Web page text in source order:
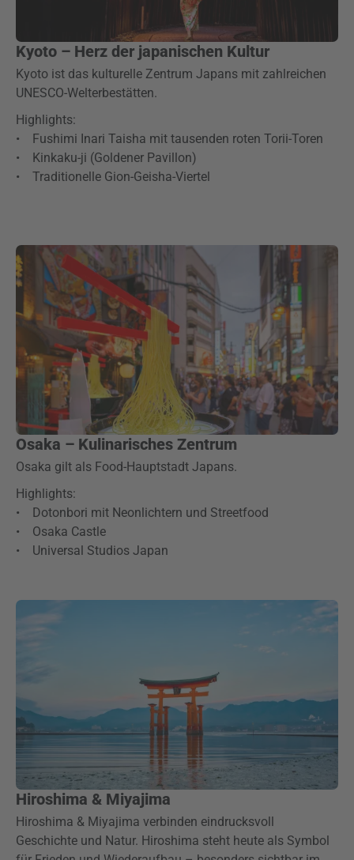
Kyoto – Herz der japanischen Kultur
Kyoto ist das kulturelle Zentrum Japans mit zahlreichen
UNESCO-Welterbestätten.
Highlights:
• Fushimi Inari Taisha mit tausenden roten Torii-Toren
• Kinkaku-ji (Goldener Pavillon)
• Traditionelle Gion-Geisha-Viertel
Osaka – Kulinarisches Zentrum
Osaka gilt als Food-Hauptstadt Japans.
Highlights:
• Dotonbori mit Neonlichtern und Streetfood
• Osaka Castle
• Universal Studios Japan
Hiroshima & Miyajima
Hiroshima & Miyajima verbinden eindrucksvoll
Geschichte und Natur. Hiroshima steht heute als Symbol